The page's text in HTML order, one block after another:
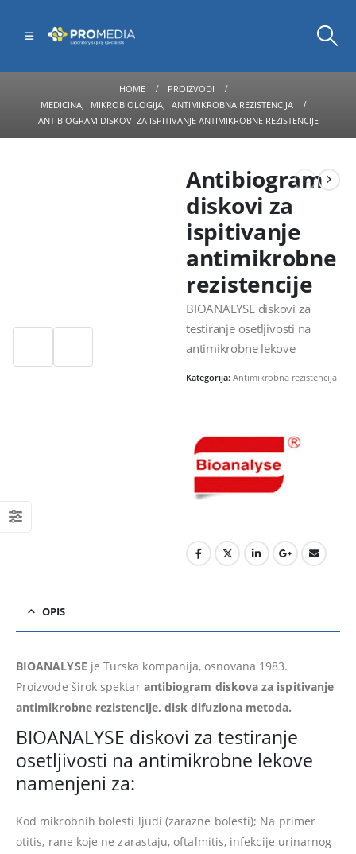
HOME
PROIZVODI
MEDICINA, MIKROBIOLOGIJA, ANTIMIKROBNA REZISTENCIJA
ANTIBIOGRAM DISKOVI ZA ISPITIVANJE ANTIMIKROBNE REZISTENCIJE
Antibiogram
diskovi za
ispitivanje
antimikrobne
rezistencije
BIOANALYSE diskovi za
testiranje osetljivosti na
antimikrobne lekove
Kategorija: Antimikrobna rezistencija
OPIS
BIOANALYSE je Turska kompanija, osnovana 1983.
Proizvode širok spektar antibiogram diskova za ispitivanje
antimikrobne rezistencije, disk difuziona metoda.
BIOANALYSE diskovi za testiranje
osetljivosti na antimikrobne lekove
namenjeni za:
Kod mikrobnih bolesti ljudi (zarazne bolesti); Na primer
otitis, rane koje ne zarastaju, oftalmitis, infekcije urinarnog